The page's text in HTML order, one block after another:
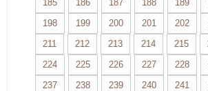
185
186 187 188 189
198
199 200 201 202
211
212 213 214 215
224
225 226 227 228
237
238 239 240 241